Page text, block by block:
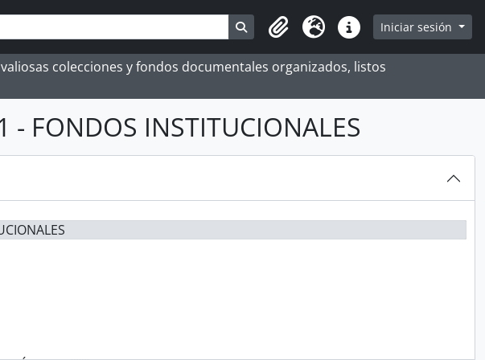
Search in browse page
Portapapeles
Idioma Enlaces rápidos
Iniciar sesión
colecciones y fondos documentales organizados, listos
FONDOS INSTITUCIONALES